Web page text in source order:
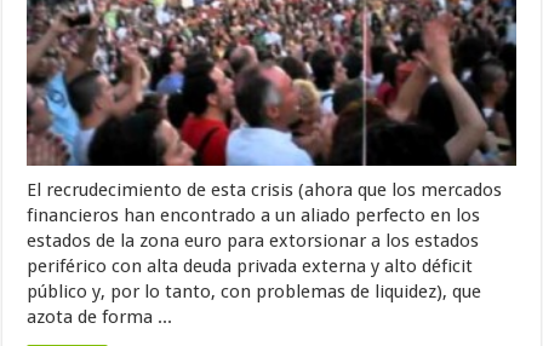
El recrudecimiento de esta crisis (ahora que los mercados
financieros han encontrado a un aliado perfecto en los
estados de la zona euro para extorsionar a los estados
periférico con alta deuda privada externa y alto déficit
público y, por lo tanto, con problemas de liquidez), que
azota de forma ...